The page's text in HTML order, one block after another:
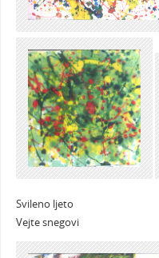
Svileno
Vejte snegovi